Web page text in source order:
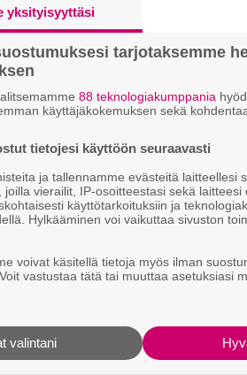
Utah-nimellä kulkevaa
Enixin Momoa. Paradox
josta ei kuitenkaan
yksityisyyttäsi
tarjotaksemme
88 teknologiakumppania
käyttäjäkokemuksen sekä
tietojesi käyttöön seuraavasti
ja tallennamme evästeitä laitteellesi
joilla vierailit, IP-osoitteestasi sekä
käyttötarkoituksiin ja
Hylkääminen voi vaikuttaa sivuston
voivat käsitellä tietoja myös ilman
vastustaa tätä tai muuttaa asetuksiasi
valintani